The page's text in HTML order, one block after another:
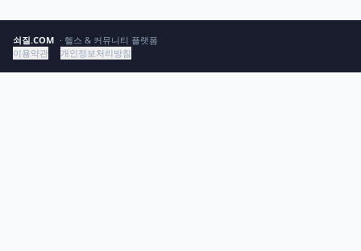
쇠질.COM · 헬스 & 커뮤니티 플랫폼
이용약관
개인정보처리방침